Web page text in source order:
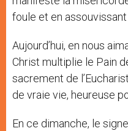
foule et en
Aujourd’hui, en nous
Christ multiplie le Pain
sacrement de
de vraie vie, heureuse
En ce dimanche, le